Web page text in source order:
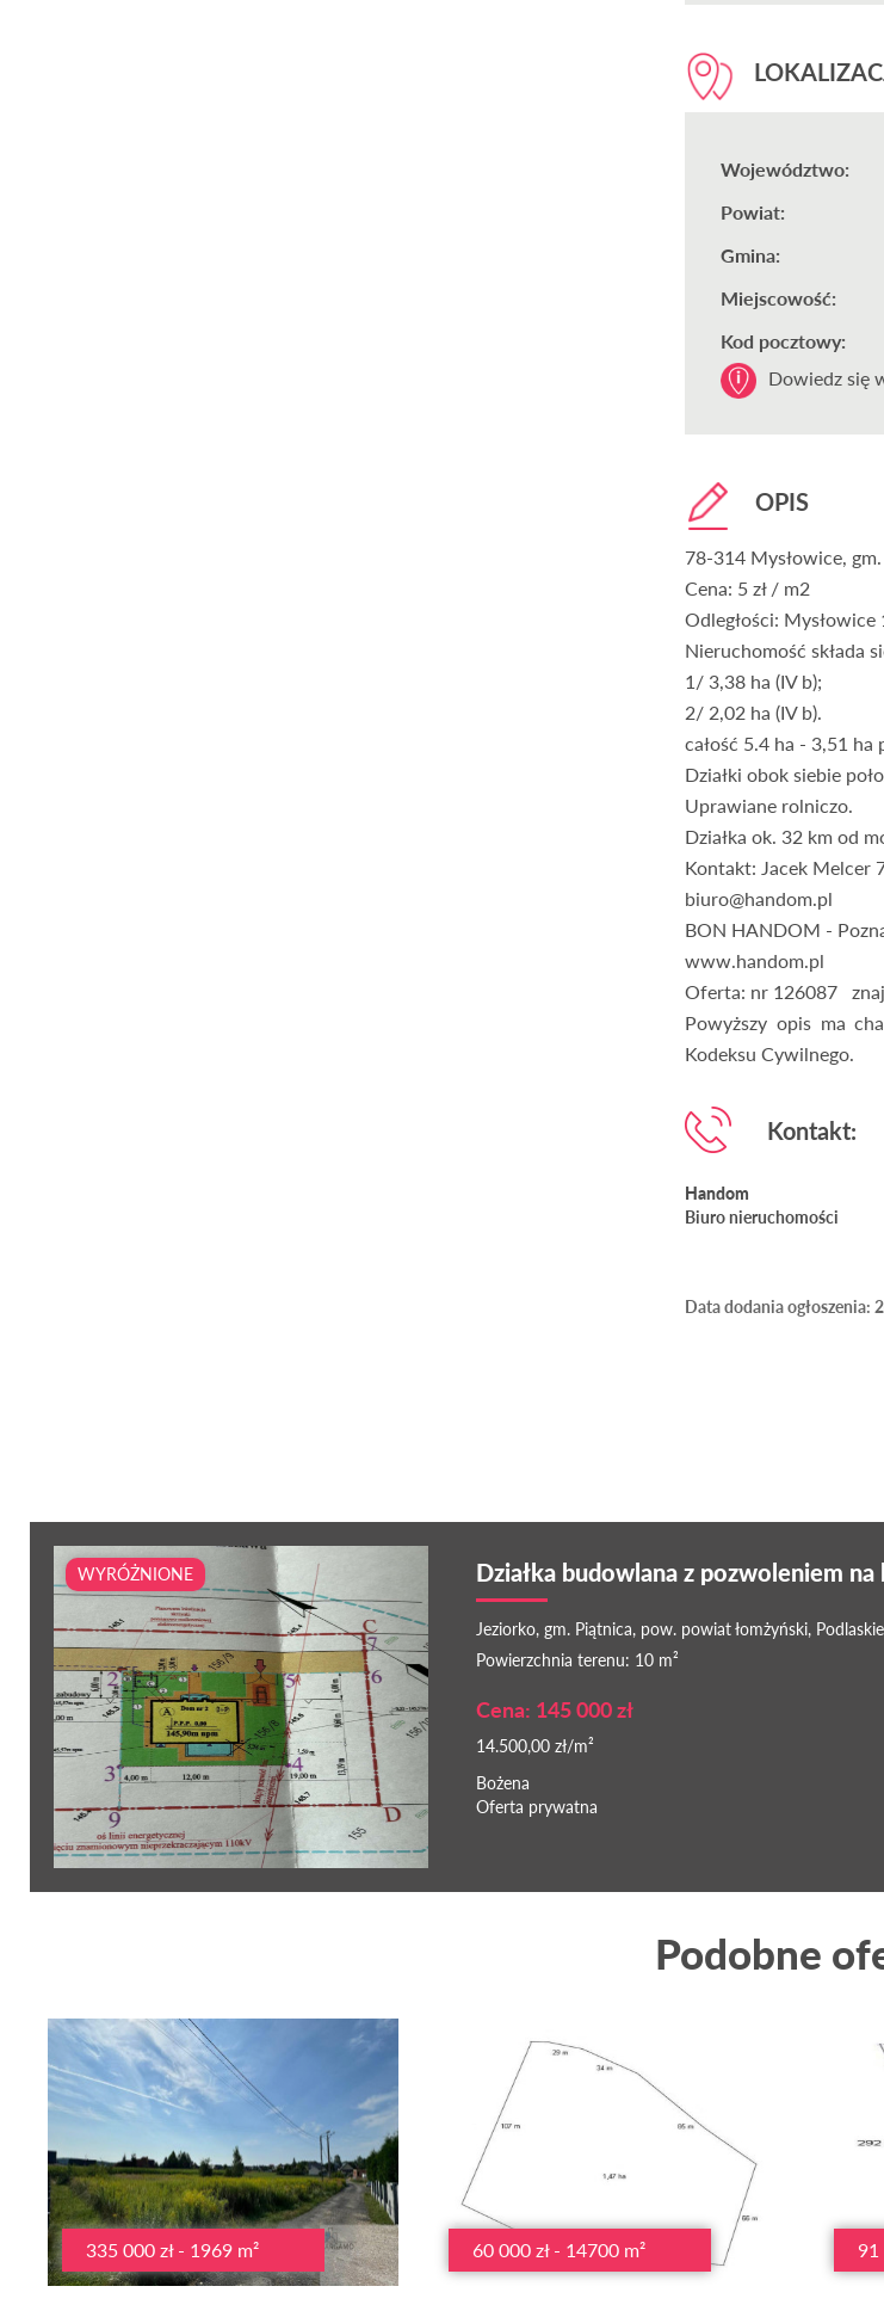
Województwo:
Powiat:
Gmina:
Miejscowość:
Kod pocztowy:
Dowiedz się
OPIS
78-314 Mysłowice,
Cena: 5 zł / m2
Odległości:
Nieruchomość składa
1/ 3,38 ha (IV b);
2/ 2,02 ha (IV b).
całość 5.4 ha - 3,51 ha
Działki obok siebie
Uprawiane rolniczo.
Działka ok. 32 km od
Kontakt: Jacek Melcer
biuro@handom.pl
BON HANDOM -
www.handom.pl
Oferta: nr 126087
Powyższy opis ma
Kodeksu Cywilnego.
Kontakt:
Handom
Biuro nieruchomości
Data dodania ogłoszenia:
WYRÓŻNIONE Działka budowlana z pozwoleniem
Jeziorko, gm. Piątnica, pow. powiat łomżyński, Podlaskie
Powierzchnia terenu: 10 m²
Cena: 145 000 zł
14.500,00 zł/m²
Bożena
Oferta prywatna
Podobne
335 000 zł - 1969 m² 60 000 zł - 14700 m² 91